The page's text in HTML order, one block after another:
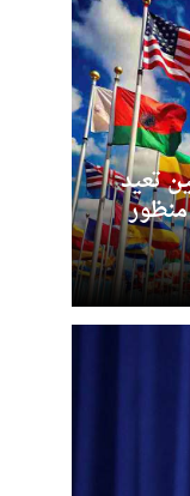
تعيد